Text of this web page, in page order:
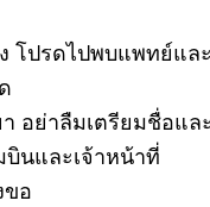
โปรดไปพบแพทย์แล
อย่าลืมเตรียมชื่อแล
นและเจ้าหน้าที่
ขอ